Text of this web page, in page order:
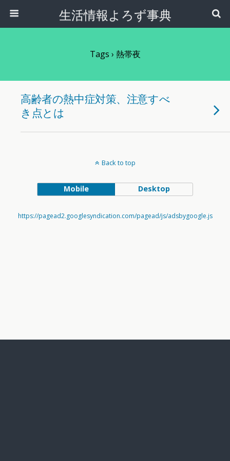
生活情報よろず事典
Tags › 熱帯夜
高齢者の熱中症対策、注意すべ
き点とは
Back to top
Mobile Desktop
https://pagead2.googlesyndication.com/pagead/js/adsbygoogle.js